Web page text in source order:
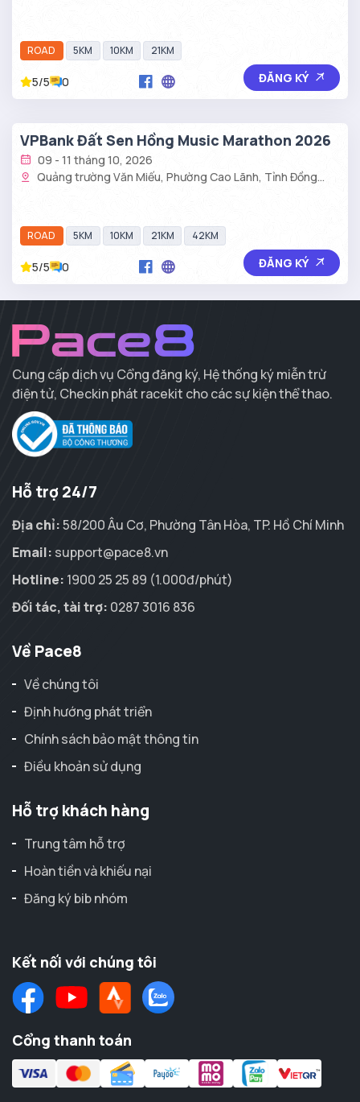
ROAD 5KM 10KM 21KM
5/5 0 ĐĂNG KÝ
VPBank Đất Sen Hồng Music Marathon 2026
09 - 11 tháng 10, 2026
Quảng trường Văn Miếu, Phường Cao Lãnh, Tỉnh Đồng
ROAD 5KM 10KM 21KM 42KM
5/5 0 ĐĂNG KÝ
Cung cấp dịch vụ Cổng đăng ký, Hệ thống ký miễn trừ
điện tử, Checkin phát racekit cho các sự kiện thể thao.
Hỗ trợ 24/7
Địa chỉ:58/200 Âu Cơ, Phường Tân Hòa, TP. Hồ Chí Minh
Email: support@pace8.vn
Hotline: 1900 25 25 89 (1.000đ/phút)
Đối tác, tài trợ: 0287 3016 836
Về Pace8
Về chúng tôi
Định hướng phát triển
Chính sách bảo mật thông tin
Điều khoản sử dụng
Hỗ trợ khách hàng
Trung tâm hỗ trợ
Hoàn tiền và khiếu nại
Đăng ký bib nhóm
Kết nối với chúng tôi
Cổng thanh toán